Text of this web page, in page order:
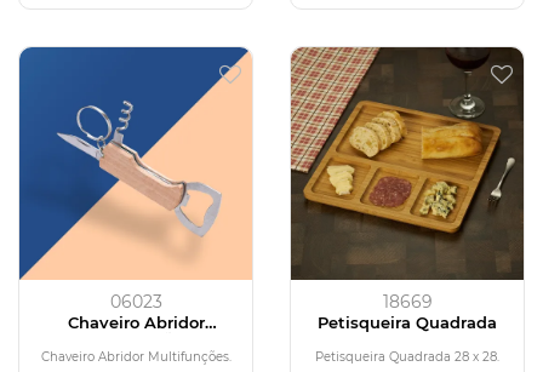
06023
Chaveiro Abridor
Chaveiro Abridor Multifunções.
18669
Petisqueira Quadrada
Petisqueira Quadrada 28 x 28.